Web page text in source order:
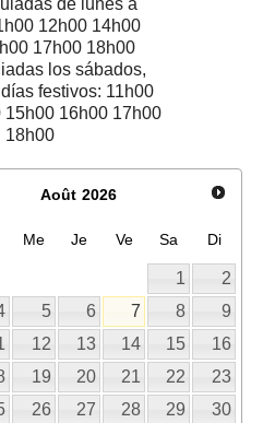
de lunes a
12h00 14h00
17h00 18h00
los sábados,
festivos: 11h00
15h00 16h00 17h00
18h00
Août 2026
Me Je Ve Sa Di
1
2
5 6 7 8
9
12 13 14 15
16
19 20 21 22
23
26 27 28 29
30